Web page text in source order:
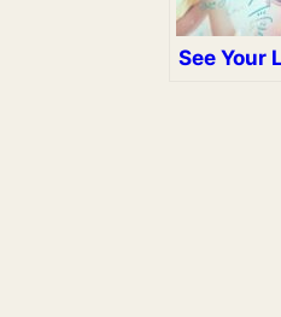
See Your